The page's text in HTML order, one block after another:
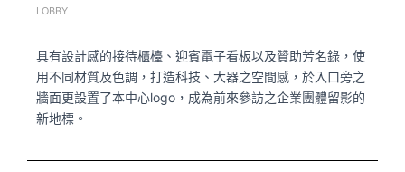
LOBBY
具有設計感的接待櫃檯、迎賓電子看板以及贊助芳名錄，使
用不同材質及色調，打造科技、大器之空間感，於入口旁之
牆面更設置了本中心logo，成為前來參訪之企業團體留影的
新地標。